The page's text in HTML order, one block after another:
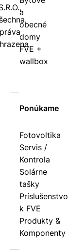
a
obecné
domy
FVE +
wallbox
Ponúkame
Fotovoltika
Servis /
Kontrola
Solárne
tašky
Príslušenstvo
k FVE
Produkty &
Komponenty